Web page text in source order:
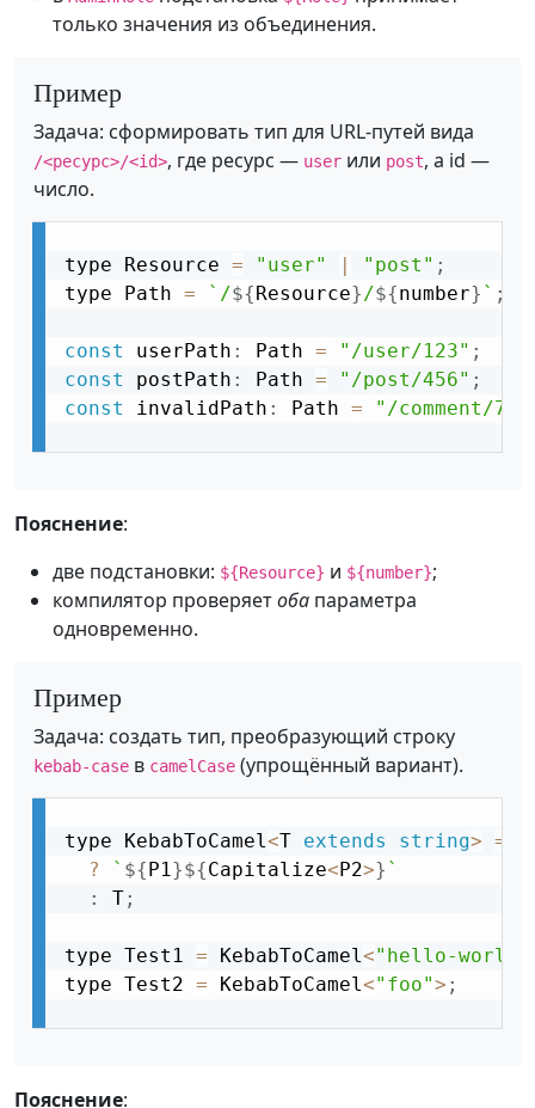
только значения из объединения.
Пример
Задача: сформировать тип для URL‑путей вида
/<ресурс>/<id>, где ресурс — user или post, а id —
число.
type Resource = "user" "post" ;
type Path = `/${ Resource}/${number} ` ;
const userPath : Path = "/user/123" ;
const
postPath : Path = "/post/456" ;
const
invalidPath : Path = "/comment/
Пояснение:
две подстановки: ${Resource} и ${number};
компилятор проверяетоба параметра
одновременно.
Пример
Задача: создать тип, преобразующий строку
kebab-case в camelCase (упрощённый вариант).
type KebabToCamel<T extends string> =
?
` ${ P1}${Capitalize< P2>} `
:
T;
type Test1 = KebabToCamel<"hello-world"
type Test2 = KebabToCamel<"foo"> ;
Пояснение: